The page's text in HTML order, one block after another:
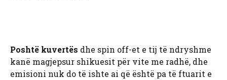
Poshtë kuvertës dhe spin off-et e tij të ndryshme
kanë magjepsur shikuesit për vite me radhë, dhe
emisioni nuk do të ishte ai që është pa të ftuarit e